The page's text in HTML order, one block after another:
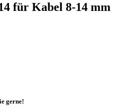
für Kabel 8-14 mm
gerne!